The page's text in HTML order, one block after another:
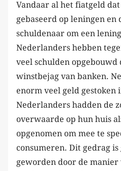
Vandaar al het fiatgeld
gebaseerd op leningen en
schuldenaar om een
Nederlanders hebben
veel schulden
winstbejag van banken.
enorm veel geld gestoken
Nederlanders hadden de
overwaarde op hun huis
opgenomen om mee te
consumeren. Dit gedrag
geworden door de